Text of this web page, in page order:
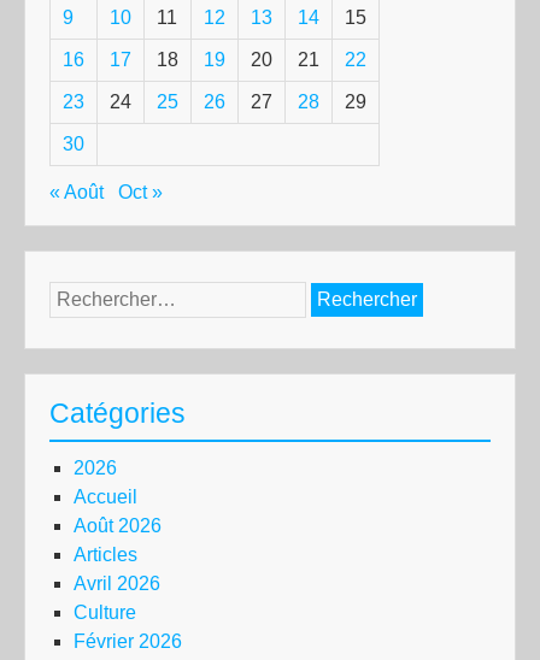
9 10 11 12 13 14 15
16 17 18 19 20 21 22
23 24 25 26 27 28 29
30
« Août Oct »
Rechercher :
Catégories
2026
Accueil
Août 2026
Articles
Avril 2026
Culture
Février 2026